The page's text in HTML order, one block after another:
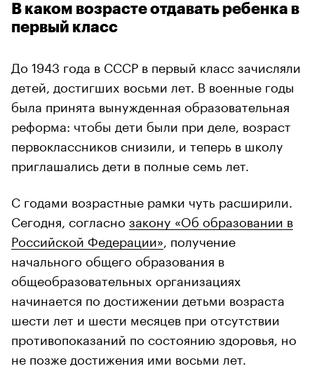
В каком возрасте отдавать ребенка в
первый класс
До 1943 года в СССР в первый класс зачисляли
детей, достигших восьми лет. В военные годы
была принята вынужденная образовательная
реформа: чтобы дети были при деле, возраст
первоклассников снизили, и теперь в школу
приглашались дети в полные семь лет.
С годами возрастные рамки чуть расширили.
Сегодня, согласнозакону «Об образовании в
Российской Федерации» , получение
начального общего образования в
общеобразовательных организациях
начинается по достижении детьми возраста
шести лет и шести месяцев при отсутствии
противопоказаний по состоянию здоровья, но
не позже достижения ими восьми лет.